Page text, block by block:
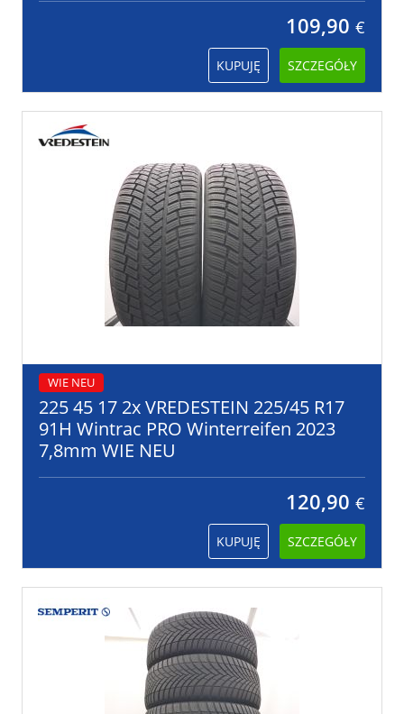
109,90 €
KUPUJĘ SZCZEGÓŁY
WIE NEU
225 45 17 2x VREDESTEIN 225/45 R17
91H Wintrac PRO Winterreifen 2023
7,8mm WIE NEU
120,90 €
KUPUJĘ SZCZEGÓŁY